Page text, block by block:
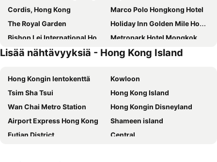
Cordis, Hong Kong
Marco Polo Hongkong Hotel
The Royal Garden
Holiday Inn Golden Mile Hong Kong By Ihg
Bishop Lei International House
Metropark Hotel Mongkok
Regal Kowloon Hotel
Intercontinental Hotels Grand Stanford Hong Kong By Ihg
Renaissance Hong Kong Harbour View Hotel
B P International
Grand Hyatt Hong Kong
Ibis Hong Kong Central & Sheung Wan
The Royal Pacific Hotel & Towers
The Harbourview
Metropark Hotel Kowloon
Novotel Century Hong Kong
Best Western Plus Hotel Hong Kong
The Emperor Hotel
Lisää nähtävyyksiä - Hong Kong Island
Hong Kongin lentokenttä
Kowloon
Tsim Sha Tsui
Hong Kong Island
Wan Chai Metro Station
Hong Kongin Disneyland
Airport Express Hong Kong
Shameen island
Futian District
Central